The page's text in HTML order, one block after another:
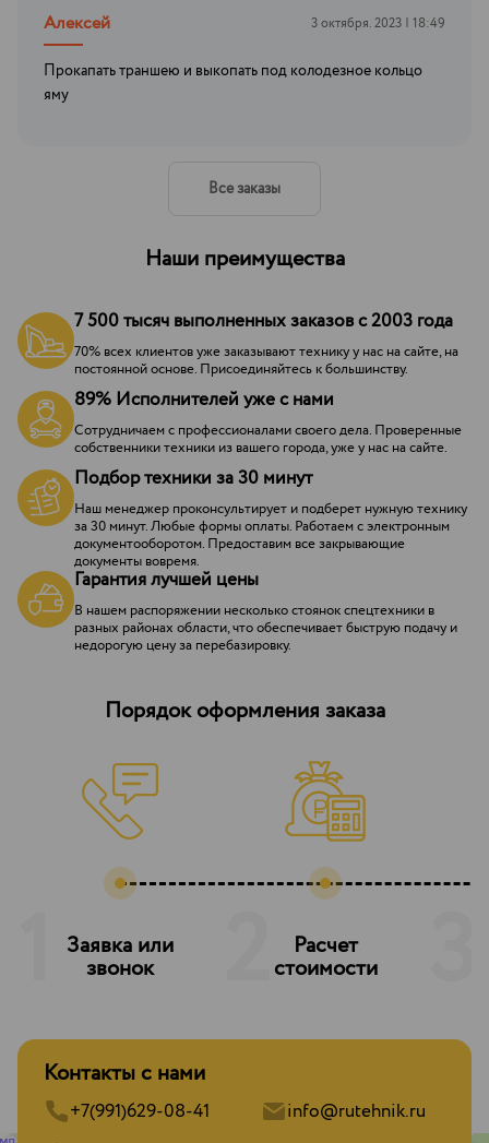
Алексей 3 октября. 2023 | 18:49
Прокапать траншею и выкопать под колодезное кольцо
яму
Все заказы
Наши преимущества
7 500 тысяч выполненных заказов с 2003 года
70% всех клиентов уже заказывают технику у нас на сайте, на
постоянной основе. Присоединяйтесь к большинству.
89% Исполнителей уже с нами
Сотрудничаем с профессионалами своего дела. Проверенные
собственники техники из вашего города, уже у нас на сайте.
Подбор техники за 30 минут
Наш менеджер проконсультирует и подберет нужную технику
за 30 минут. Любые формы оплаты. Работаем с электронным
документооборотом. Предоставим все закрывающие
документы вовремя.
Гарантия лучшей цены
В нашем распоряжении несколько стоянок спецтехники в
разных районах области, что обеспечивает быструю подачу и
недорогую цену за перебазировку.
Порядок оформления заказа
Заявка или
звонок
Расчет
стоимости
Контакты с нами
+7(991)629-08-41
info@rutehnik.ru